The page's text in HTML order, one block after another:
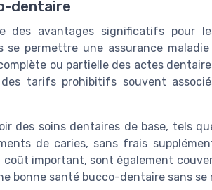
dentaire
des avantages significatifs pour
permettre une assurance
ou partielle des actes
tarifs prohibitifs souvent
des soins dentaires de base, tels
de caries, sans frais
important, sont également
bonne santé bucco-dentaire sans se